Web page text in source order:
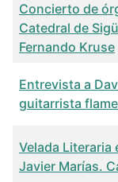
Concierto de
Catedral de
Fernando Kruse
Entrevista a
guitarrista
Velada Literaria
Javier Marías.